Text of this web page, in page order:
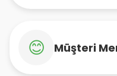
😊 Müşteri